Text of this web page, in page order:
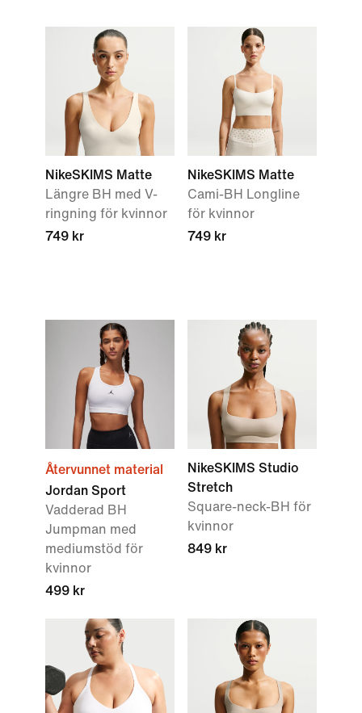
NikeSKIMS Matte
Längre BH med V-
ringning för kvinnor
749 kr
NikeSKIMS Matte
Cami-BH Longline
för kvinnor
749 kr
Återvunnet material
Jordan Sport
Vadderad BH
Jumpman med
mediumstöd för
kvinnor
499 kr
NikeSKIMS Studio
Stretch
Square-neck-BH för
kvinnor
849 kr